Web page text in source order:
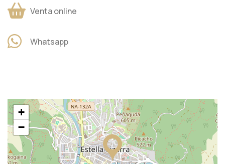
Venta online
Whatsapp
+
−